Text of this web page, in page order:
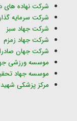
شرکت نهاده های
شرکت سرمایه
شرکت جهاد سبز
شرکت جهاد زمزم
شرکت جهان
موسسه ورزشی
موسسه جهاد
مرکز پزشکی